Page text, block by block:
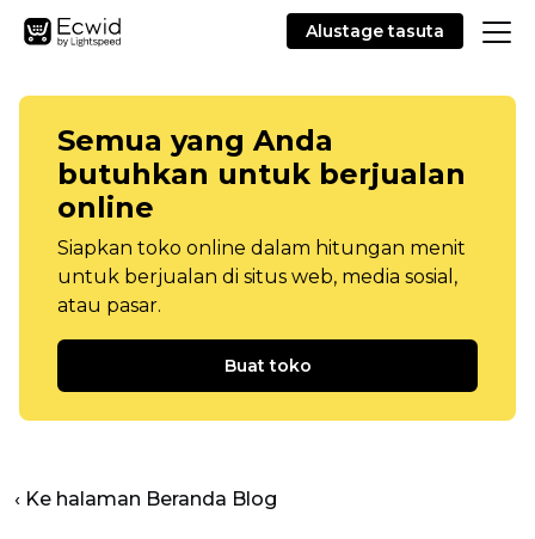
Alustage tasuta
Semua yang Anda
butuhkan untuk berjualan
online
Siapkan toko online dalam hitungan menit
untuk berjualan di situs web, media sosial,
atau pasar.
Buat toko
‹ Ke halaman Beranda Blog